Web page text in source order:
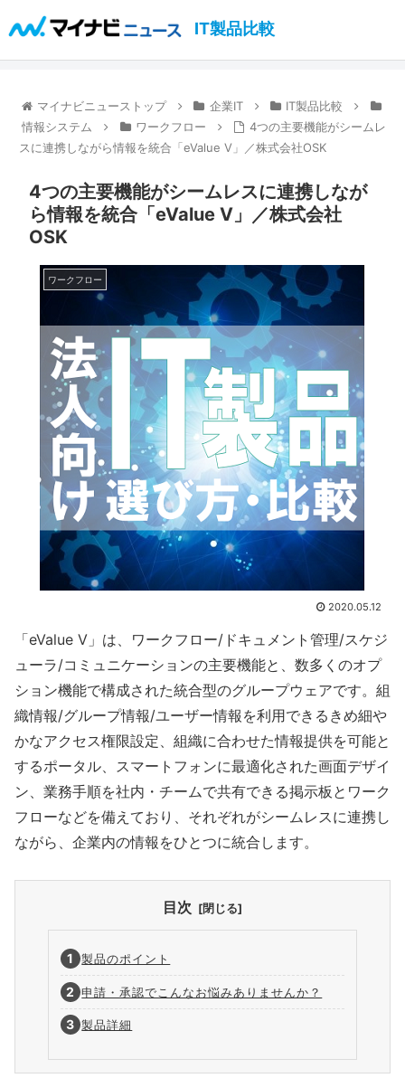
IT製品比較
マイナビニューストップ 企業IT
IT製品比較
情報システム
ワークフロー
4つの主要機能がシームレ
スに連携しながら情報を統合「eValue V」／株式会社OSK
4つの主要機能がシームレスに連携しなが
ら情報を統合「eValue V」／株式会社
OSK
ワークフロー
2020.05.12
「eValue V」は、ワークフロー/ドキュメント管理/スケジ
ューラ/コミュニケーションの主要機能と、数多くのオプ
ション機能で構成された統合型のグループウェアです。組
織情報/グループ情報/ユーザー情報を利用できるきめ細や
かなアクセス権限設定、組織に合わせた情報提供を可能と
するポータル、スマートフォンに最適化された画面デザイ
ン、業務手順を社内・チームで共有できる掲示板とワーク
フローなどを備えており、それぞれがシームレスに連携し
ながら、企業内の情報をひとつに統合します。
目次
製品のポイント
申請・承認でこんなお悩みありませんか？
製品詳細